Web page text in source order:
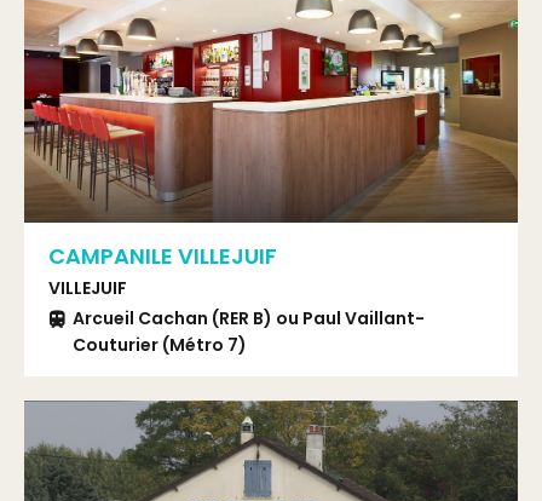
CAMPANILE VILLEJUIF
VILLEJUIF
Arcueil Cachan (RER B) ou Paul Vaillant-
Couturier (Métro 7)